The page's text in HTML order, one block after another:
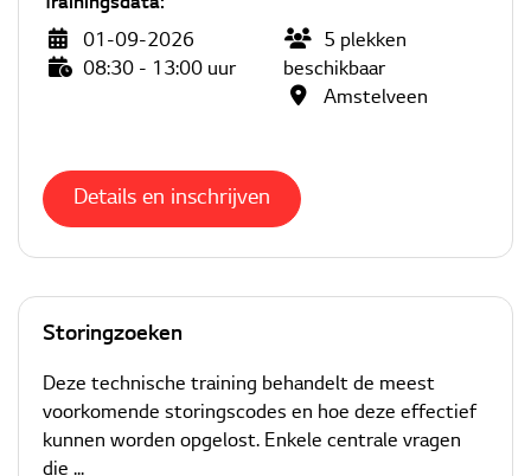
01-09-2026
08:30 - 13:00 uur
5 plekken
beschikbaar
Amstelveen
Details en inschrijven
Storingzoeken
Deze technische training behandelt de meest
voorkomende storingscodes en hoe deze effectief
kunnen worden opgelost. Enkele centrale vragen
die ...